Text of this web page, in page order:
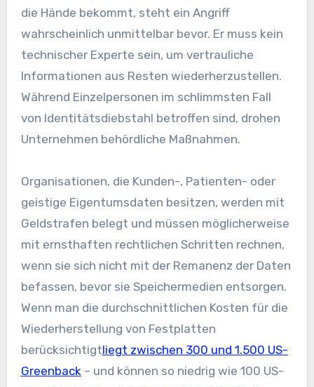
die Hände bekommt, steht ein Angriff
wahrscheinlich unmittelbar bevor. Er muss kein
technischer Experte sein, um vertrauliche
Informationen aus Resten wiederherzustellen.
Während Einzelpersonen im schlimmsten Fall
von Identitätsdiebstahl betroffen sind, drohen
Unternehmen behördliche Maßnahmen.
Organisationen, die Kunden-, Patienten- oder
geistige Eigentumsdaten besitzen, werden mit
Geldstrafen belegt und müssen möglicherweise
mit ernsthaften rechtlichen Schritten rechnen,
wenn sie sich nicht mit der Remanenz der Daten
befassen, bevor sie Speichermedien entsorgen.
Wenn man die durchschnittlichen Kosten für die
Wiederherstellung von Festplatten
berücksichtigtliegt zwischen 300 und 1.500 US-
Greenback– und können so niedrig wie 100 US-